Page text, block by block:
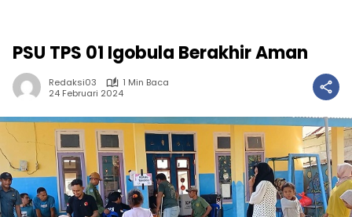
PSU TPS 01 Igobula Berakhir Aman
Redaksi03
1 Min Baca
24 Februari 2024